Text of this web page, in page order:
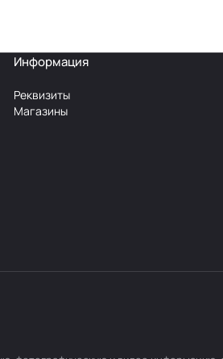
Информация
Реквизиты
Магазины